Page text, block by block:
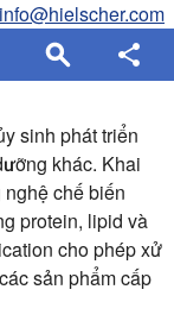
info@hielscher.com
sinh phát triển
khác. Khai
chế biến
protein, lipid và
cho phép xử
sản phẩm cấp